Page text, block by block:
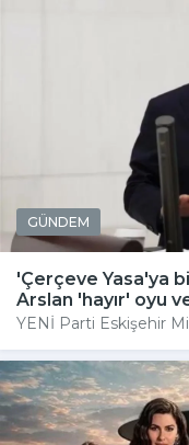
GÜNDEM
'Çerçeve Yasa'ya
Arslan 'hayır' oyu
YENİ Parti Eskişehir